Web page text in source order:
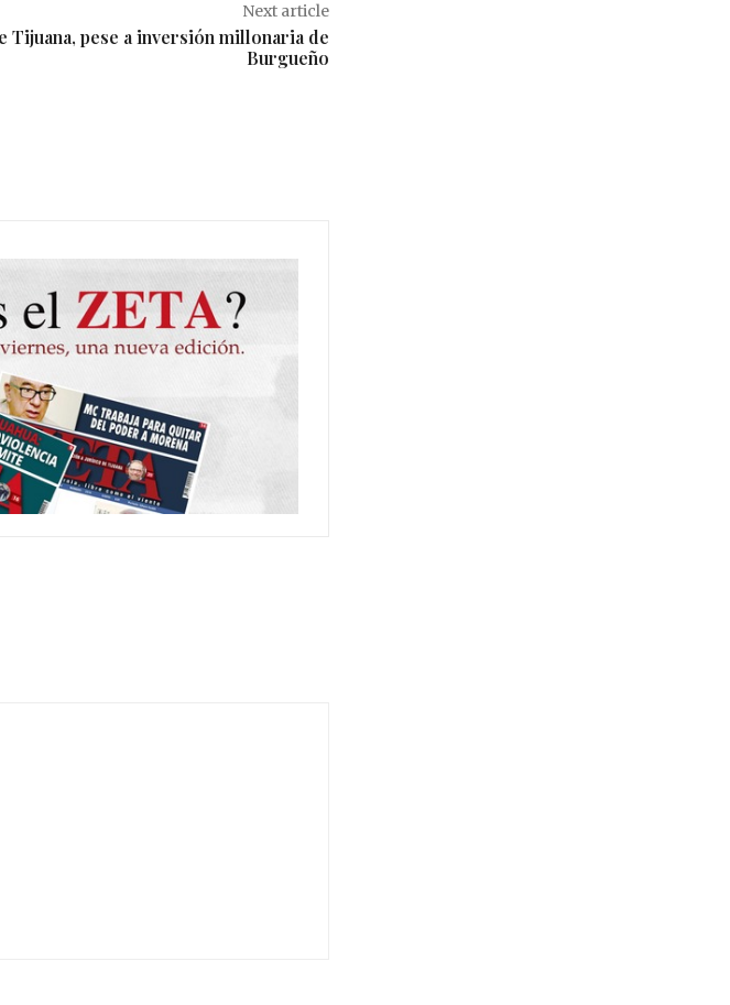
Next article
Tijuana, pese a inversión millonaria de
Burgueño